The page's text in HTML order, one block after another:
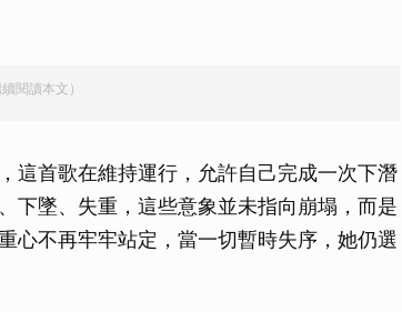
閱讀本文）
這首歌在維持運行，允許自己完成一次下潛
下墜、失重，這些意象並未指向崩塌，而是
心不再牢牢站定，當一切暫時失序，她仍選